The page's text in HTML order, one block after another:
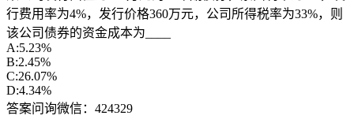
行费用率为4%，发行价格360万元，公司所得税率为33%，则
该公司债券的资金成本为____
A:5.23%
B:2.45%
C:26.07%
D:4.34%
答案问询微信：424329